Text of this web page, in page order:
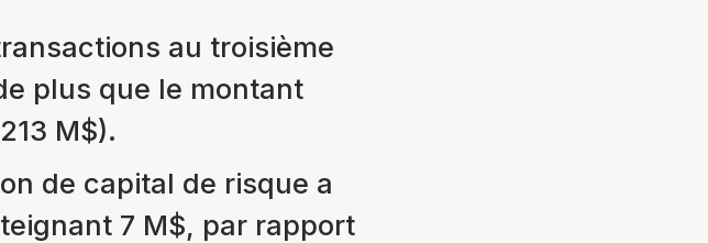
au troisième
plus que le montant
M$).
de capital de risque a
7 M$, par rapport